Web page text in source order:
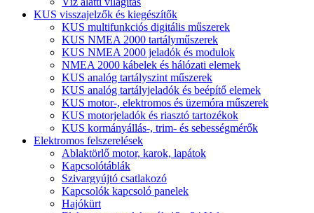
KUS visszajelzők és kiegészítők
KUS multifunkciós digitális műszerek
KUS NMEA 2000 tartályműszerek
KUS NMEA 2000 jeladók és modulok
NMEA 2000 kábelek és hálózati elemek
KUS analóg tartályszint műszerek
KUS analóg tartályjeladók és beépítő elemek
KUS motor-, elektromos és üzemóra műszerek
KUS motorjeladók és riasztó tartozékok
KUS kormányállás-, trim- és sebességmérők
Elektromos felszerelések
Ablaktörlő motor, karok, lapátok
Kapcsolótáblák
Szivargyújtó csatlakozó
Kapcsolók kapcsoló panelek
Hajókürt